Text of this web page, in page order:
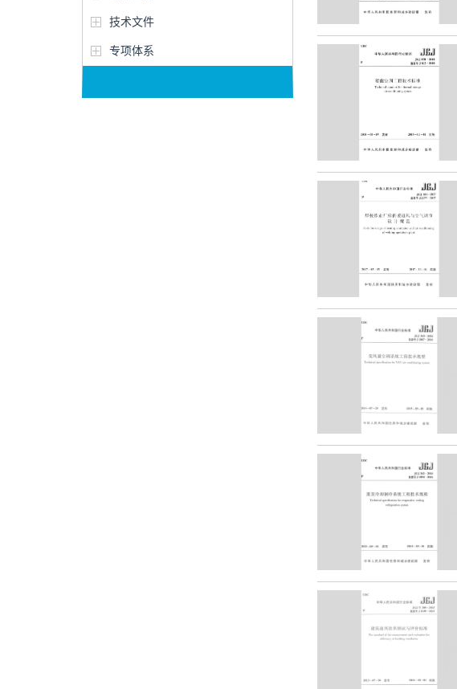
技术文件
专项体系